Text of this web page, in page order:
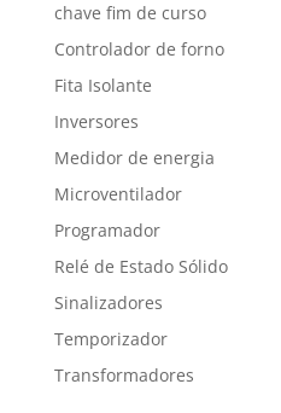
chave fim de curso
Controlador de forno
Fita Isolante
Inversores
Medidor de energia
Microventilador
Programador
Relé de Estado Sólido
Sinalizadores
Temporizador
Transformadores